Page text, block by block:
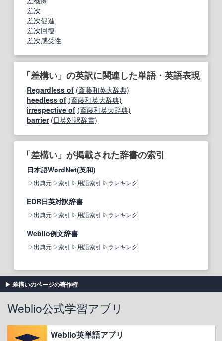
差次
差次促進
差次回復
差次感受性
「差構い」の英訳に関連した単語・英語表現
Regardless of (斎藤和英大辞典)
heedless of (斎藤和英大辞典)
irrespective of (斎藤和英大辞典)
barrier (日英対訳辞書)
「差構い」が掲載された辞書の索引
日本語WordNet(英和)
出典元 索引 用語索引 ランキング
EDR日英対訳辞書
出典元 索引 用語索引 ランキング
Weblio例文辞書
出典元 索引 用語索引 ランキング
差構いのページの著作権
Weblio公式学習アプリ
Weblio英単語アプリ